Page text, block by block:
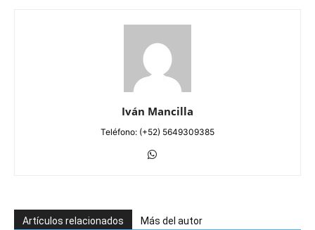
Iván Mancilla
Teléfono: (+52) 5649309385
Artículos relacionados Más del autor